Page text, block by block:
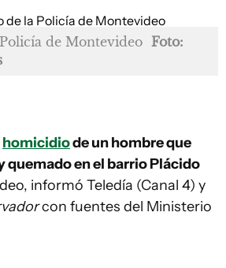
de Montevideo Foto:
homicidiode un hombre que
quemado en el barrio Plácido
informó Teledía (Canal 4) y
con fuentes del Ministerio